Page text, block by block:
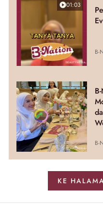
01:03
B-
B-
KE